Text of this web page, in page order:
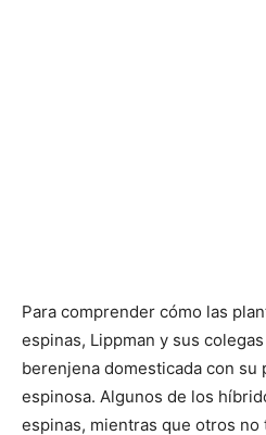
Para comprender cómo las
espinas, Lippman y sus
berenjena domesticada con
espinosa. Algunos de los
espinas, mientras que otros no